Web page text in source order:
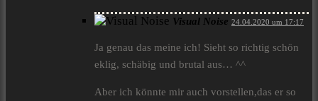
Visual Noise 24.04.2020 um 17:17
Ja genau das meine ich! Sieht so richtig schön
eklig, schäbig und brutal aus… ^^
Aber ich könnte mir auch vorstellen,das er so